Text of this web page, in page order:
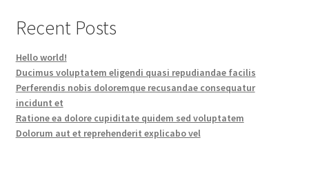
Recent Posts
Hello world!
Ducimus voluptatem eligendi quasi repudiandae facilis
Perferendis nobis doloremque recusandae consequatur
incidunt et
Ratione ea dolore cupiditate quidem sed voluptatem
Dolorum aut et reprehenderit explicabo vel